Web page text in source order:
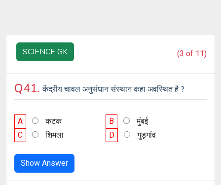
SCIENCE GK (3 of 11)
Q41.केंद्रीय चावल अनुसंधान संस्थान कहा अवस्थित है ?
A कटक B
मुंबई
C
शिमला D गुड़गांव
Show Answer